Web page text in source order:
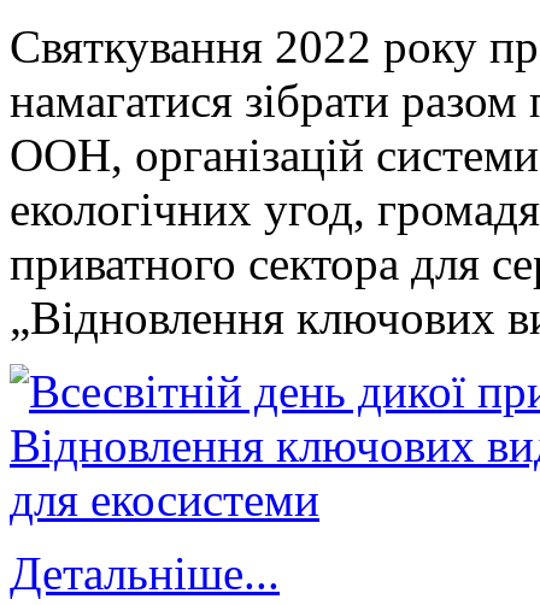
Святкування 2022 року
намагатися зібрати
ООН, організацій
екологічних угод,
приватного сектора для
„Відновлення ключових
Детальніше...